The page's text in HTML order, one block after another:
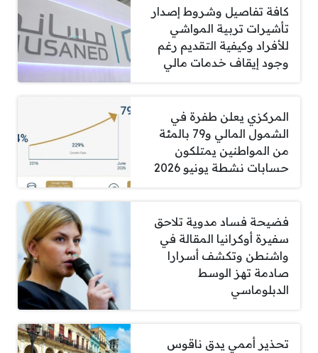
كافة تفاصيل وشروط إصدار
تأشيرات تربية المواشي
للأفراد وكيفية التقديم رغم
وجود إيقاف خدمات مالي
المركزي يعلن طفرة في
الشمول المالي و79 بالمئة
من المواطنين يمتلكون
حسابات نشطة يونيو 2026
فضيحة فساد مدوية تلاحق
سفيرة أوكرانيا المقالة في
واشنطن وتكشف أسرارا
صادمة تهز الوسط
الدبلوماسي
تحذير أممي يدق ناقوس